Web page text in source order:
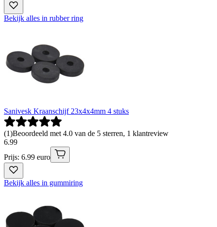
Bekijk alles in rubber ring
Sanivesk Kraanschijf 23x4x4mm 4 stuks
(1)Beoordeeld met 4.0 van de 5 sterren, 1 klantreview
6.99
Prijs: 6.99 euro
Bekijk alles in gummiring